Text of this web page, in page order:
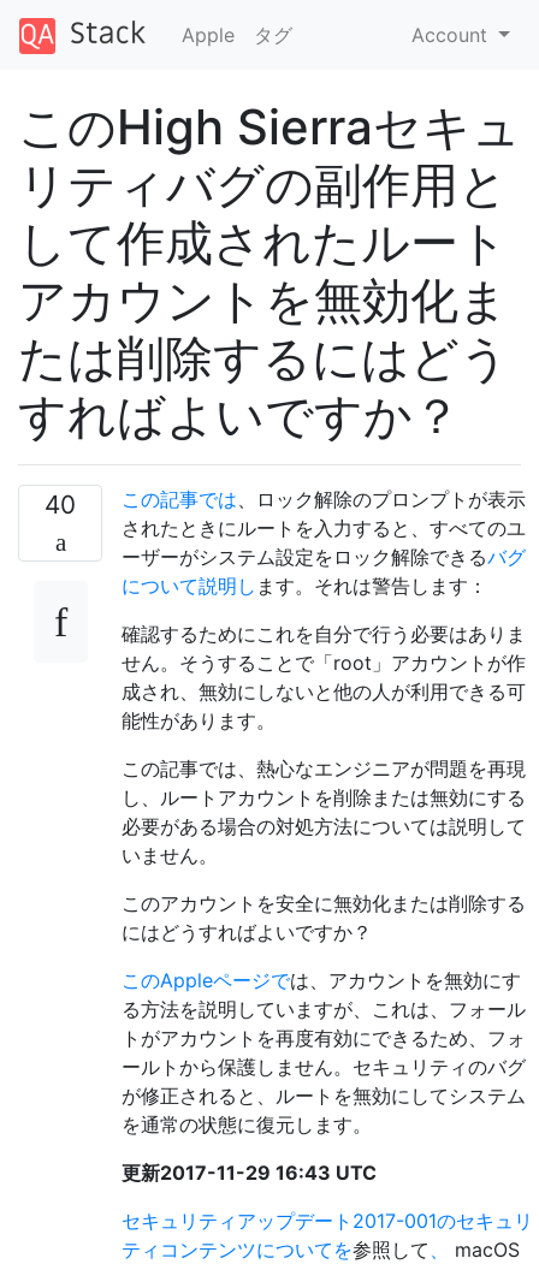
Apple タグ Account
このHigh Sierraセキュ
リティバグの副作用と
して作成されたルート
アカウントを無効化ま
たは削除するにはどう
すればよいですか？
40 この記事では 、ロック解除のプロンプトが表示
されたときにルートを入力すると、すべてのユ
ーザーがシステム設定をロック解除できるバグ
について説明し ます。それは警告します：
確認するためにこれを自分で行う必要はありま
せん。そうすることで「root」アカウントが作
成され、無効にしないと他の人が利用できる可
能性があります。
この記事では、熱心なエンジニアが問題を再現
し、ルートアカウントを削除または無効にする
必要がある場合の対処方法については説明して
いません。
このアカウントを安全に無効化または削除する
にはどうすればよいですか？
このAppleページでは、アカウントを無効にす
る方法を説明していますが、これは、フォール
トがアカウントを再度有効にできるため、フォ
ールトから保護しません。セキュリティのバグ
が修正されると、ルートを無効にしてシステム
を通常の状態に復元します。
更新2017-11-29 16:43 UTC
セキュリティアップデート2017-001のセキュリ
ティコンテンツについてを参照して
macOS